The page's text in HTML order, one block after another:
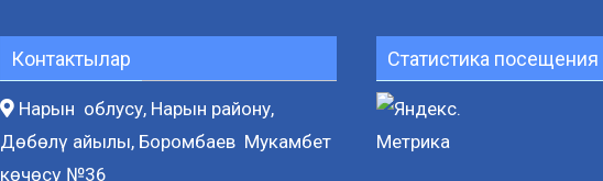
Контактылар
Нарын облусу, Нарын району,
Дөбөлү айылы, Боромбаев Мукамбет
көчөсү №36
Статистика посещения